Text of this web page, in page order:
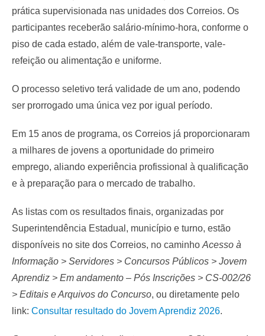
prática supervisionada nas unidades dos Correios. Os
participantes receberão salário-mínimo-hora, conforme o
piso de cada estado, além de vale-transporte, vale-
refeição ou alimentação e uniforme.
O processo seletivo terá validade de um ano, podendo
ser prorrogado uma única vez por igual período.
Em 15 anos de programa, os Correios já proporcionaram
a milhares de jovens a oportunidade do primeiro
emprego, aliando experiência profissional à qualificação
e à preparação para o mercado de trabalho.
As listas com os resultados finais, organizadas por
Superintendência Estadual, município e turno, estão
disponíveis no site dos Correios, no caminho Acesso à
Informação > Servidores > Concursos Públicos > Jovem
Aprendiz > Em andamento – Pós Inscrições > CS-002/26
> Editais e Arquivos do Concurso, ou diretamente pelo
link: Consultar resultado do Jovem Aprendiz 2026.